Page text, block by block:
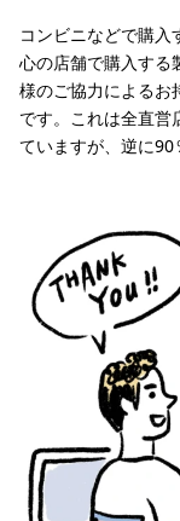
コンビニなどで購入
心の店舗で購入する
様のご協力によるお
です。これは全直営
ていますが、逆に90